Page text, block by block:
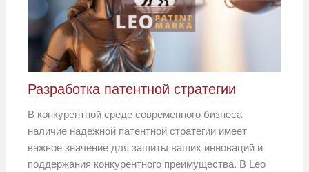
Разработка патентной стратегии
В конкурентной среде современного бизнеса
наличие надежной патентной стратегии имеет
важное значение для защиты ваших инноваций и
поддержания конкурентного преимущества. В Leo